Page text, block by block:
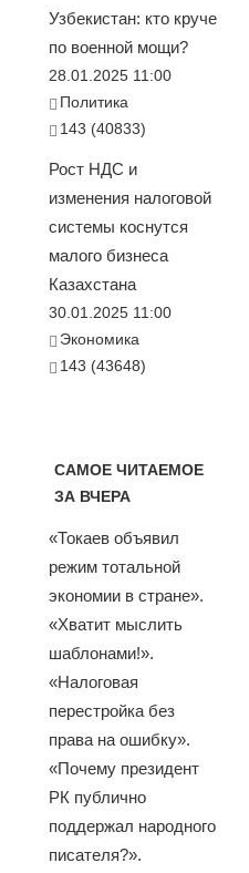
Узбекистан: кто круче
по военной мощи?
28.01.2025 11:00
Политика
143 (40833)
Рост НДС и
изменения налоговой
системы коснутся
малого бизнеса
Казахстана
30.01.2025 11:00
Экономика
143 (43648)
САМОЕ ЧИТАЕМОЕ
ЗА ВЧЕРА
«Токаев объявил
режим тотальной
экономии в стране».
«Хватит мыслить
шаблонами!».
«Налоговая
перестройка без
права на ошибку».
«Почему президент
РК публично
поддержал народного
писателя?».